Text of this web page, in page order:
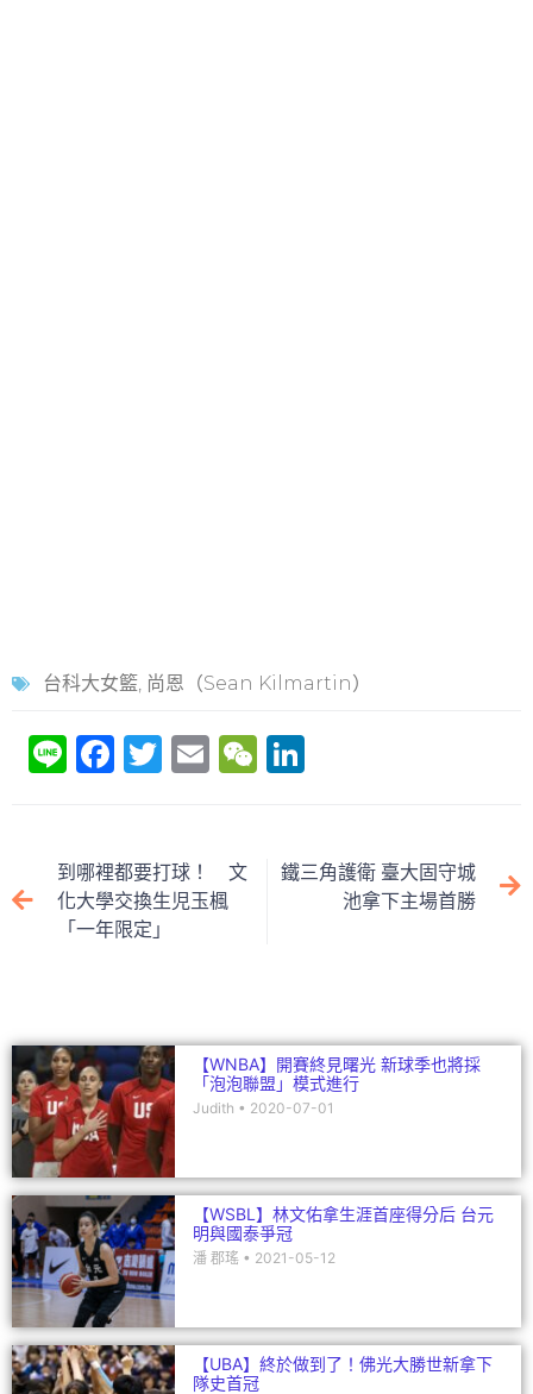
台科大女籃, 尚恩（Sean Kilmartin）
Li F
e
b
o
T
er
E
W
e
到哪裡都要打球！ 文
化大學交換生児玉楓
「一年限定」
鐵三角護衛 臺大固守城
池拿下主場首勝
【WNBA】開賽終見曙光 新球季也將採
「泡泡聯盟」模式進行
Judith 2020-07-01
【WSBL】林文佑拿生涯首座得分后 台元
明與國泰爭冠
潘 郡瑤 2021-05-12
【UBA】終於做到了！佛光大勝世新拿下
隊史首冠